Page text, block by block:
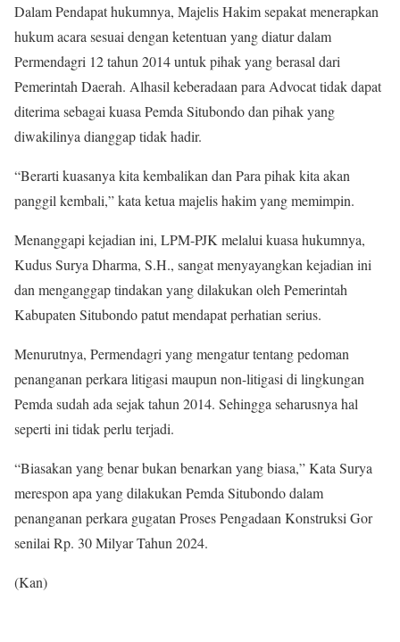
Dalam Pendapat hukumnya, Majelis Hakim sepakat menerapkan
hukum acara sesuai dengan ketentuan yang diatur dalam
Permendagri 12 tahun 2014 untuk pihak yang berasal dari
Pemerintah Daerah. Alhasil keberadaan para Advocat tidak dapat
diterima sebagai kuasa Pemda Situbondo dan pihak yang
diwakilinya dianggap tidak hadir.
“Berarti kuasanya kita kembalikan dan Para pihak kita akan
panggil kembali,” kata ketua majelis hakim yang memimpin.
Menanggapi kejadian ini, LPM-PJK melalui kuasa hukumnya,
Kudus Surya Dharma, S.H., sangat menyayangkan kejadian ini
dan menganggap tindakan yang dilakukan oleh Pemerintah
Kabupaten Situbondo patut mendapat perhatian serius.
Menurutnya, Permendagri yang mengatur tentang pedoman
penanganan perkara litigasi maupun non-litigasi di lingkungan
Pemda sudah ada sejak tahun 2014. Sehingga seharusnya hal
seperti ini tidak perlu terjadi.
“Biasakan yang benar bukan benarkan yang biasa,” Kata Surya
merespon apa yang dilakukan Pemda Situbondo dalam
penanganan perkara gugatan Proses Pengadaan Konstruksi Gor
senilai Rp. 30 Milyar Tahun 2024.
(Kan)